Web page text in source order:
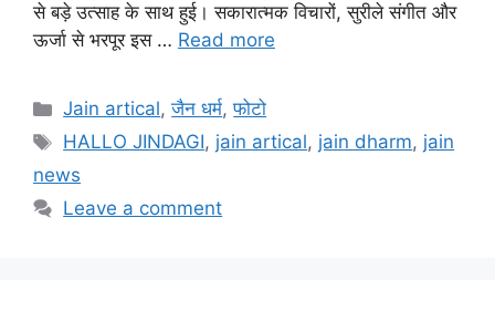
से बड़े उत्साह के साथ हुई। सकारात्मक विचारों, सुरीले संगीत और
ऊर्जा से भरपूर इस … Read more
Categories
Jain artical,जैन धर्म,फोटो
Tags
HALLO JINDAGI, jain artical, jain dharm, jain
news
Leave a comment